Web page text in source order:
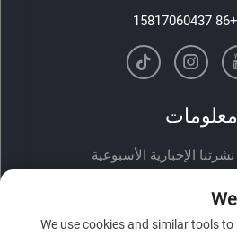
+86 15817060437
معلومات
الإخبارية الأسبوعية
We use cookies and similar tools